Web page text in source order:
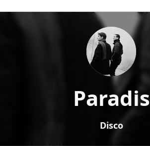
Paradis
Disco